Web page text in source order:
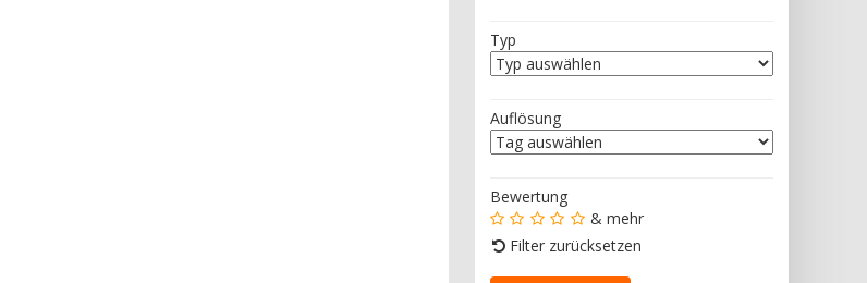
Typ
Auflösung
Bewertung
& mehr
Filter zurücksetzen